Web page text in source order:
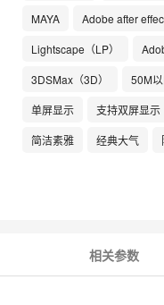
MAYA
Adobe after
Lightscape（LP）
3DSMax（3D）
50M
单屏显示
支持双屏显示
简洁素雅
经典大气
相关参数